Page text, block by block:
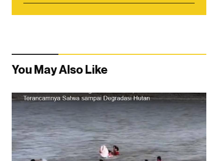
You May Also Like